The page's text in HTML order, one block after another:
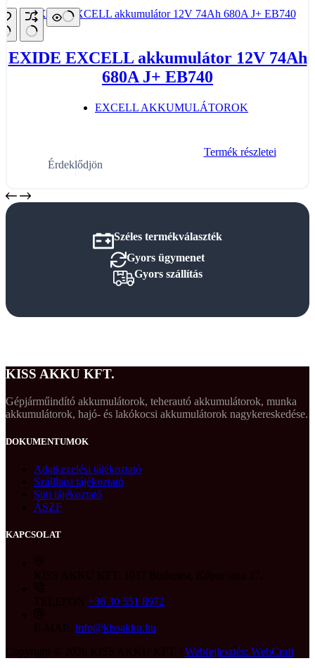
EXIDE EXCELL akkumulátor 12V 74Ah
680A J+ EB740
EXCELL AKKUMULÁTOROK
Érdeklődjön
Termék részletei
Széles termékválaszték
Gyors ügymenet
Gyors szállítás
KISS AKKU KFT.
Gépjárműindító akkumulátorok, teherautó akkumulátorok, munka
akkumulátorok, hajó- és lakókocsi akkumulátorok nagykereskedése.
DOKUMENTUMOK
Adatkezelési tájékoztató
Szállítási tájékoztató
Süti tájékoztató
ÁSZF
KAPCSOLAT
+36 30 551 8972
info@kissakku.hu
Webfejlesztés: WebCraft